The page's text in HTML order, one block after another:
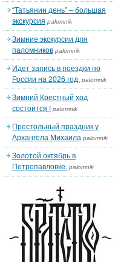
“Татьянин день” – большая
экскурсия palomnik
Зимние экскурсии для
паломников palomnik
Идет запись в поездки по
России на 2026 год. palomnik
Зимний Крестный ход
состоится ! palomnik
Престольный праздник у
Архангела Михаила palomnik
Золотой октябрь в
Петропавловке. palomnik